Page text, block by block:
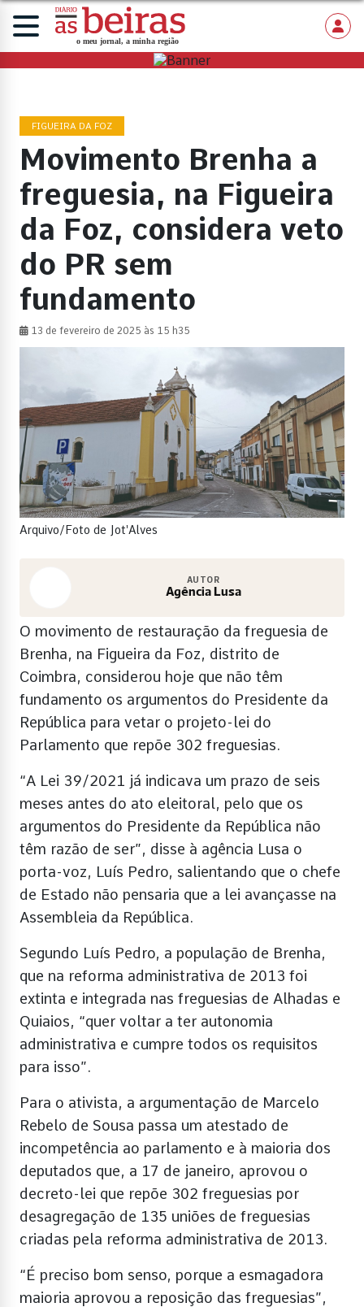
FIGUEIRA DA FOZ
Movimento Brenha a
freguesia, na Figueira
da Foz, considera veto
do PR sem
fundamento
13 de fevereiro de 2025 às 15 h35
Arquivo/Foto de Jot'Alves
AUTOR
Agência Lusa
O movimento de restauração da freguesia de
Brenha, na Figueira da Foz, distrito de
Coimbra, considerou hoje que não têm
fundamento os argumentos do Presidente da
República para vetar o projeto-lei do
Parlamento que repõe 302 freguesias.
“A Lei 39/2021 já indicava um prazo de seis
meses antes do ato eleitoral, pelo que os
argumentos do Presidente da República não
têm razão de ser”, disse à agência Lusa o
porta-voz, Luís Pedro, salientando que o chefe
de Estado não pensaria que a lei avançasse na
Assembleia da República.
Segundo Luís Pedro, a população de Brenha,
que na reforma administrativa de 2013 foi
extinta e integrada nas freguesias de Alhadas e
Quiaios, “quer voltar a ter autonomia
administrativa e cumpre todos os requisitos
para isso”.
Para o ativista, a argumentação de Marcelo
Rebelo de Sousa passa um atestado de
incompetência ao parlamento e à maioria dos
deputados que, a 17 de janeiro, aprovou o
decreto-lei que repõe 302 freguesias por
desagregação de 135 uniões de freguesias
criadas pela reforma administrativa de 2013.
“É preciso bom senso, porque a esmagadora
maioria aprovou a reposição das freguesias”,